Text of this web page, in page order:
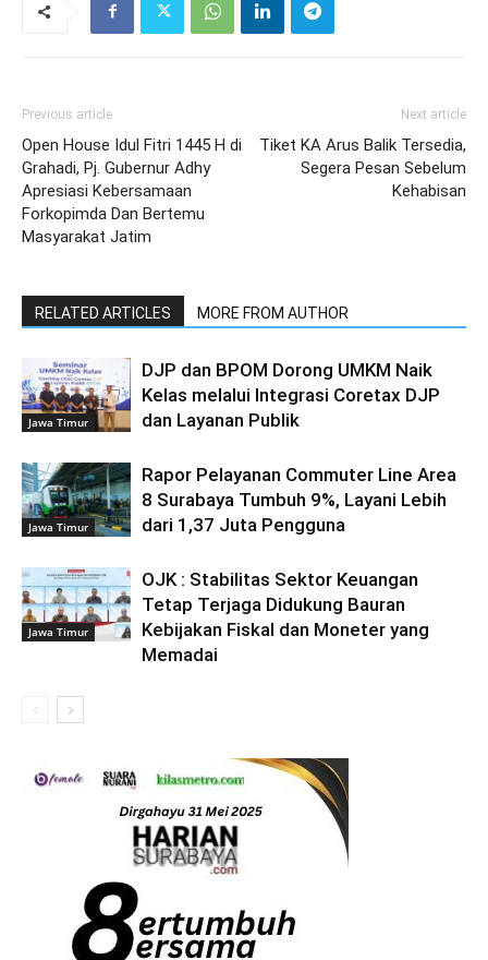
Previous article
Open House Idul Fitri 1445 H di
Grahadi, Pj. Gubernur Adhy
Apresiasi Kebersamaan
Forkopimda Dan Bertemu
Masyarakat Jatim
Next article
Tiket KA Arus Balik Tersedia,
Segera Pesan Sebelum
Kehabisan
RELATED ARTICLES MORE FROM AUTHOR
Jawa Timur
DJP dan BPOM Dorong UMKM Naik
Kelas melalui Integrasi Coretax DJP
dan Layanan Publik
Jawa Timur
Rapor Pelayanan Commuter Line Area
8 Surabaya Tumbuh 9%, Layani Lebih
dari 1,37 Juta Pengguna
Jawa Timur
OJK : Stabilitas Sektor Keuangan
Tetap Terjaga Didukung Bauran
Kebijakan Fiskal dan Moneter yang
Memadai